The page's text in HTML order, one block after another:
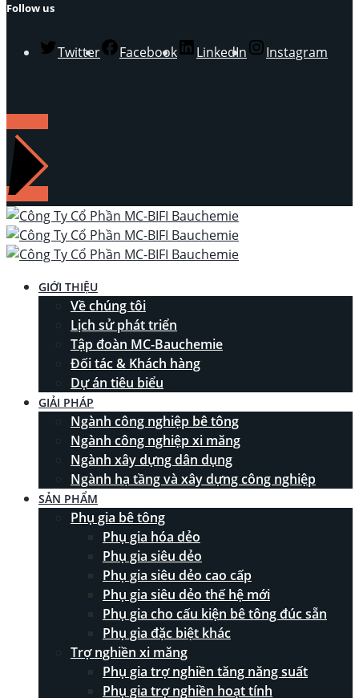
Follow us
Twitter Facebook LinkedIn Instagram
GIỚI THIỆU
Về chúng tôi
Lịch sử phát triển
Tập đoàn MC-Bauchemie
Đối tác & Khách hàng
Dự án tiêu biểu
GIẢI PHÁP
Ngành công nghiệp bê tông
Ngành công nghiệp xi măng
Ngành xây dựng dân dụng
Ngành hạ tầng và xây dựng công nghiệp
SẢN PHẨM
Phụ gia bê tông
Phụ gia hóa dẻo
Phụ gia siêu dẻo
Phụ gia siêu dẻo cao cấp
Phụ gia siêu dẻo thế hệ mới
Phụ gia cho cấu kiện bê tông đúc sẵn
Phụ gia đặc biệt khác
Trợ nghiền xi măng
Phụ gia trợ nghiền tăng năng suất
Phụ gia trợ nghiền hoạt tính